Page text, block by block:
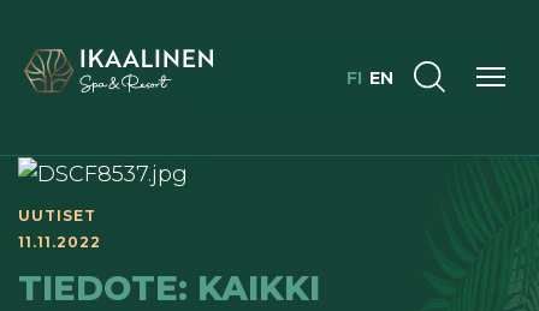
FI EN
UUTISET
11.11.2022
TIEDOTE: KAIKKI